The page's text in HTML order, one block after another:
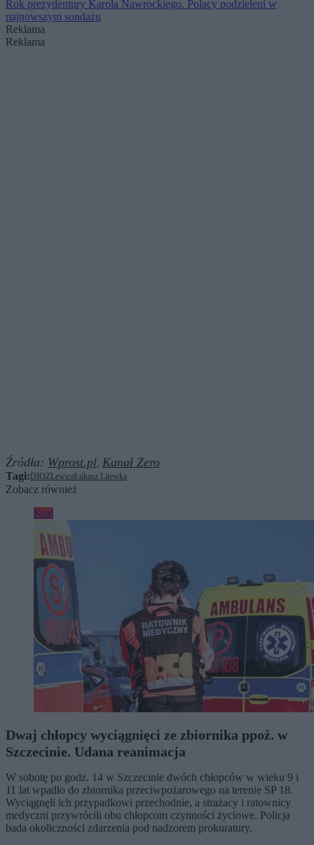
Rok prezydentury Karola Nawrockiego. Polacy podzieleni w
najnowszym sondażu
Reklama
Reklama
Źródła: Wprost.pl, Kanał Zero
Tagi: DIOZ LewicaŁukasz Litewka
Zobacz również
Kraj
Dwaj chłopcy wyciągnięci ze zbiornika ppoż. w
Szczecinie. Udana reanimacja
W sobotę po godz. 14 w Szczecinie dwóch chłopców w wieku 9 i
11 lat wpadło do zbiornika przeciwpożarowego na terenie SP 18.
Wyciągnęli ich przypadkowi przechodnie, a strażacy i ratownicy
medyczni przywrócili obu chłopcom czynności życiowe. Policja
bada okoliczności zdarzenia pod nadzorem prokuratury.